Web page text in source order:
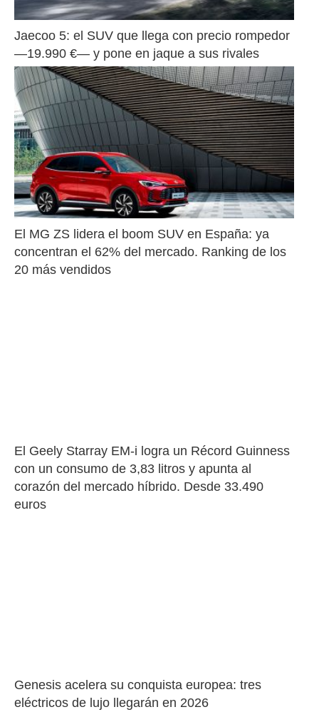
Jaecoo 5: el SUV que llega con precio rompedor
—19.990 €— y pone en jaque a sus rivales
El MG ZS lidera el boom SUV en España: ya
concentran el 62% del mercado. Ranking de los
20 más vendidos
El Geely Starray EM-i logra un Récord Guinness
con un consumo de 3,83 litros y apunta al
corazón del mercado híbrido. Desde 33.490
euros
Genesis acelera su conquista europea: tres
eléctricos de lujo llegarán en 2026